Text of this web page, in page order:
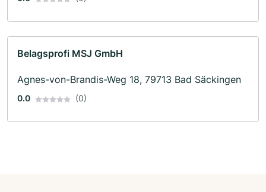
Belagsprofi MSJ GmbH
Agnes-von-Brandis-Weg 18, 79713 Bad Säckingen
0.0 (0)